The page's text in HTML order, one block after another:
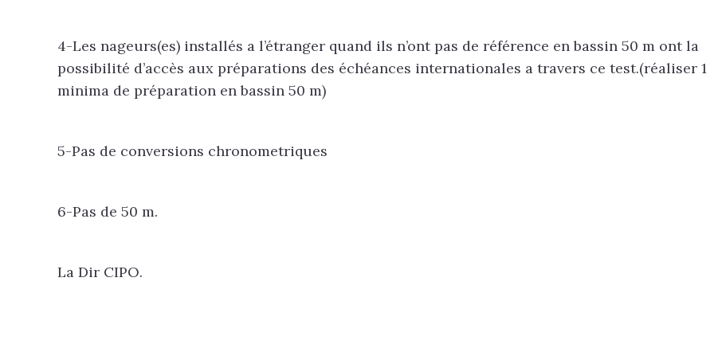
4-Les nageurs(es) installés a l’étranger quand ils n’ont pas de référence en bassin 50 m ont la
possibilité d’accès aux préparations des échéances internationales a travers ce test.(réaliser 1
minima de préparation en bassin 50 m)
5-Pas de conversions chronometriques
6-Pas de 50 m.
La Dir CIPO.